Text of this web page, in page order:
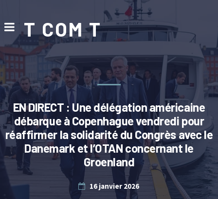
T COM T
EN DIRECT : Une délégation américaine
débarque à Copenhague vendredi pour
réaffirmer la solidarité du Congrès avec le
Danemark et l’OTAN concernant le
Groenland
16 janvier 2026